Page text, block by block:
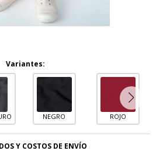
Variantes:
NEGRO ROJO
Y COSTOS DE ENVÍO